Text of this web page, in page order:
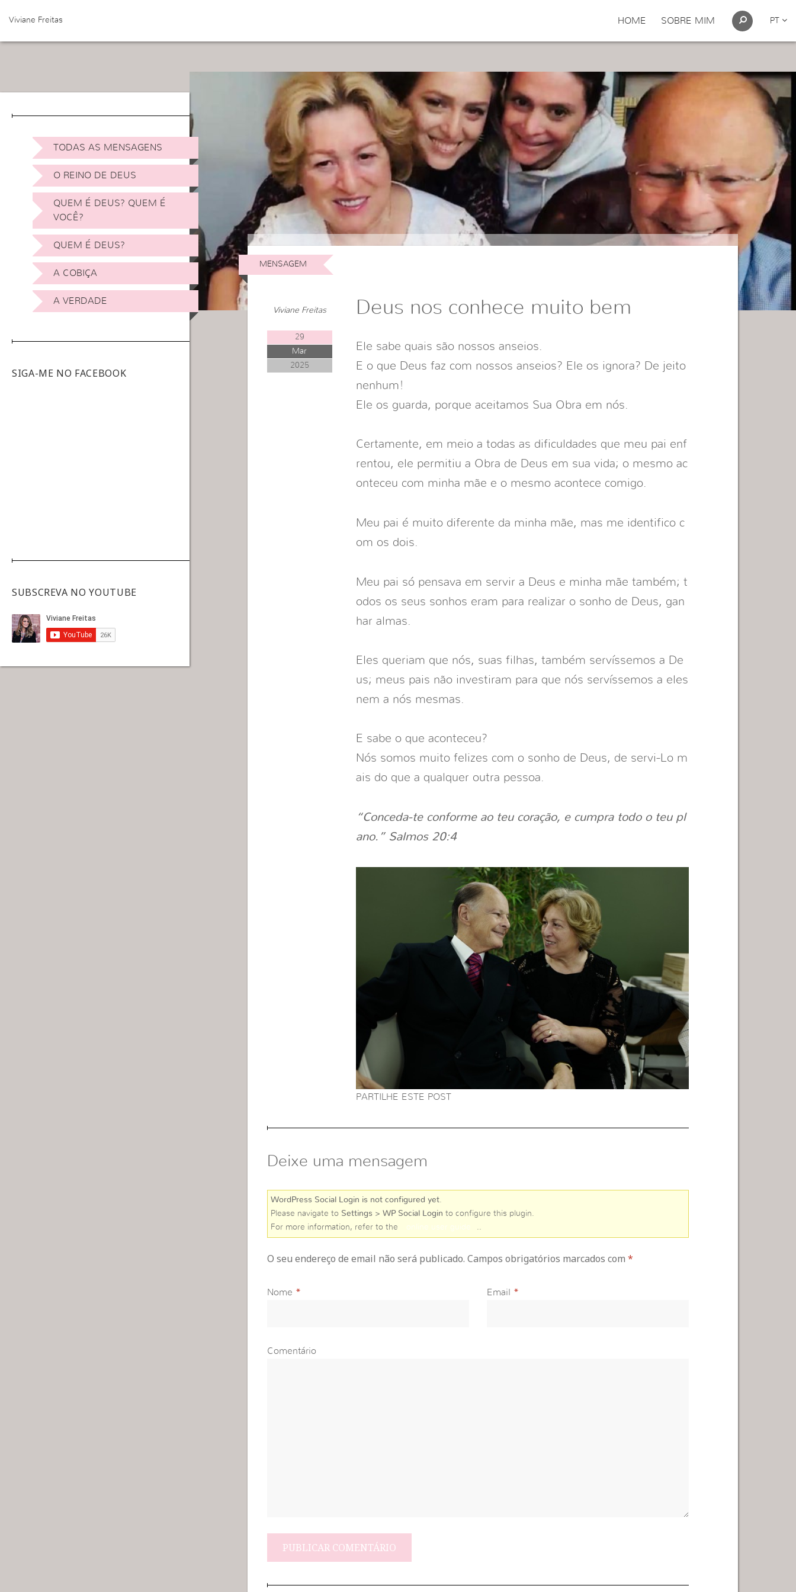
Viviane Freitas HOME SOBRE MIM PT
TODAS AS MENSAGENS
O REINO DE DEUS
QUEM É DEUS? QUEM É
VOCÊ?
QUEM É DEUS?
A COBIÇA
A VERDADE
SIGA-ME NO FACEBOOK
SUBSCREVA NO YOUTUBE
MENSAGEM
Viviane Freitas
29
Mar
2025
Deus nos conhece muito bem
Ele sabe quais são nossos anseios.
E o que Deus faz com nossos anseios? Ele os ignora? De jeito
nenhum!
Ele os guarda, porque aceitamos Sua Obra em nós.
Certamente, em meio a todas as dificuldades que meu pai enf
rentou, ele permitiu a Obra de Deus em sua vida; o mesmo ac
onteceu com minha mãe e o mesmo acontece comigo.
Meu pai é muito diferente da minha mãe, mas me identifico c
om os dois.
Meu pai só pensava em servir a Deus e minha mãe também; t
odos os seus sonhos eram para realizar o sonho de Deus, gan
har almas.
Eles queriam que nós, suas filhas, também servíssemos a De
us; meus pais não investiram para que nós servíssemos a eles
nem a nós mesmas.
E sabe o que aconteceu?
Nós somos muito felizes com o sonho de Deus, de servi-Lo m
ais do que a qualquer outra pessoa.
“Conceda-te conforme ao teu coração, e cumpra todo o teu pl
ano.” Salmos 20:4
PARTILHE ESTE POST
Deixe uma mensagem
WordPress Social Login is not configured yet.
Please navigate to Settings > WP Social Login to configure this plugin.
For more information, refer to the
online user guide
O seu endereço de email não será publicado. Campos obrigatórios marcados com *
Nome * Email *
Comentário